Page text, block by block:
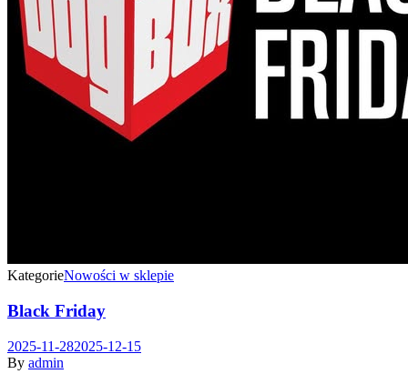
KategorieNowości w sklepie
Black Friday
2025-11-282025-12-15
By admin